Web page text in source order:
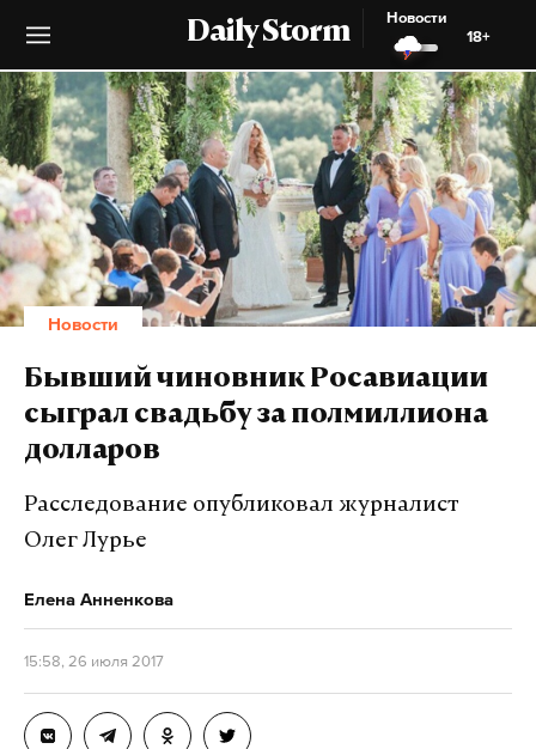
Daily Storm
Новости
18+
Новости
Бывший чиновник Росавиации
сыграл свадьбу за полмиллиона
долларов
Расследование опубликовал журналист
Олег Лурье
Елена Анненкова
15:58, 26 июля 2017